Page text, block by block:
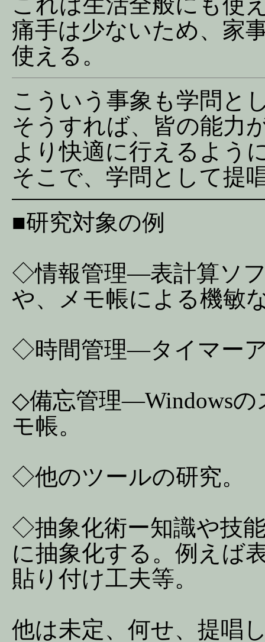
痛手は少ないため、家
使える。
こういう事象も学問と
そうすれば、皆の能力
より快適に行えるよう
そこで、学問として提
■研究対象の例
◇情報管理―表計算ソ
や、メモ帳による機敏
◇時間管理―タイマー
◇備忘管理―Windowsの
モ帳。
◇他のツールの研究。
◇抽象化術ー知識や技
に抽象化する。例えば
貼り付け工夫等。
他は未定、何せ、提唱